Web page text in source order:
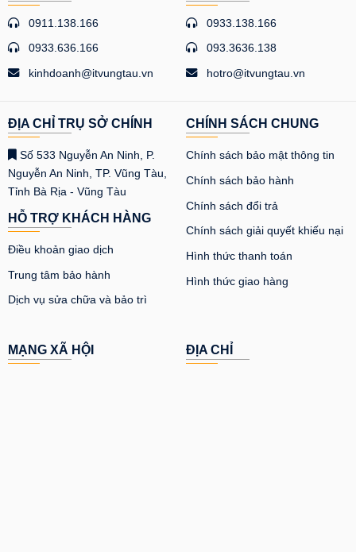
0911.138.166
0933.636.166
kinhdoanh@itvungtau.vn
0933.138.166
093.3636.138
hotro@itvungtau.vn
ĐỊA CHỈ TRỤ SỞ CHÍNH
Số 533 Nguyễn An Ninh, P.
Nguyễn An Ninh, TP. Vũng Tàu,
Tỉnh Bà Rịa - Vũng Tàu
HỖ TRỢ KHÁCH HÀNG
Điều khoản giao dịch
Trung tâm bảo hành
Dịch vụ sửa chữa và bảo trì
CHÍNH SÁCH CHUNG
Chính sách bảo mật thông tin
Chính sách bảo hành
Chính sách đổi trả
Chính sách giải quyết khiếu nại
Hình thức thanh toán
Hình thức giao hàng
MẠNG XÃ HỘI ĐỊA CHỈ